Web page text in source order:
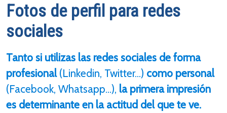
Fotos de perfil para redes
sociales
Tanto si utilizas las redes sociales de forma
profesional(Linkedin, Twitter...) como personal
(Facebook, Whatsapp...), la primera impresión
es determinante en la actitud del que te ve.